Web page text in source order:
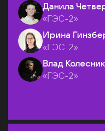
Данила
«ГЭС-2»
Ирина
«ГЭС-2»
Влад
«ГЭС-2»